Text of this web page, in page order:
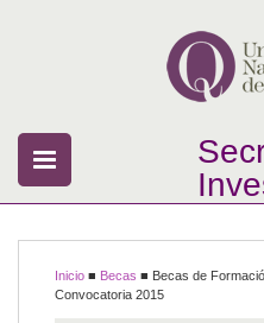
Inicio ■ Becas ■ Becas de
Convocatoria 2015